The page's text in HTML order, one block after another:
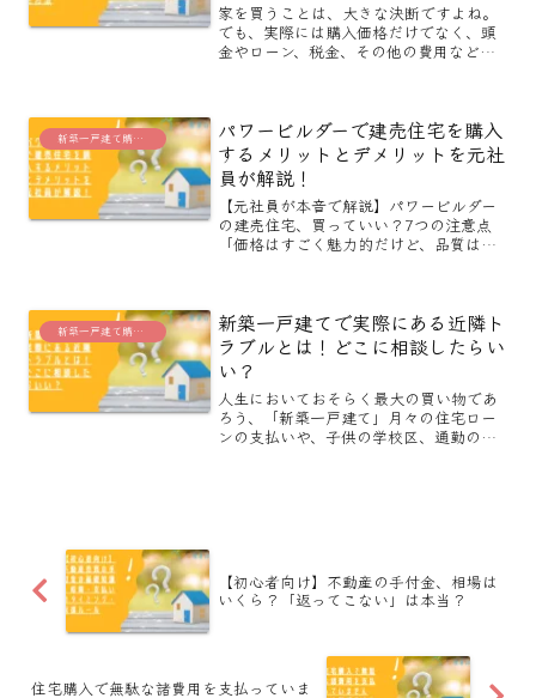
家を買うことは、大きな決断ですよね。
でも、実際には購入価格だけでなく、頭
金やローン、税金、その他の費用など、
す。この記事では、どうや...
新築一戸建て購入に役立つブログ
パワービルダーで建売住宅を購入
するメリットとデメリットを元社
員が解説！
【元社員が本音で解説】パワービルダー
の建売住宅、買っていい？7つの注意点
「価格はすごく魅力的だけど、品質は本
多くの方が期待と不安の入...
新築一戸建て購入に役立つブログ
新築一戸建てで実際にある近隣ト
ラブルとは！どこに相談したらい
い？
人生においておそらく最大の買い物であ
ろう、「新築一戸建て」月々の住宅ロー
ンの支払いや、子供の学校区、通勤の面
【初心者向け】不動産の手付金、相場は
いくら？「返ってこない」は本当？
住宅購入で無駄な諸費用を支払っていま